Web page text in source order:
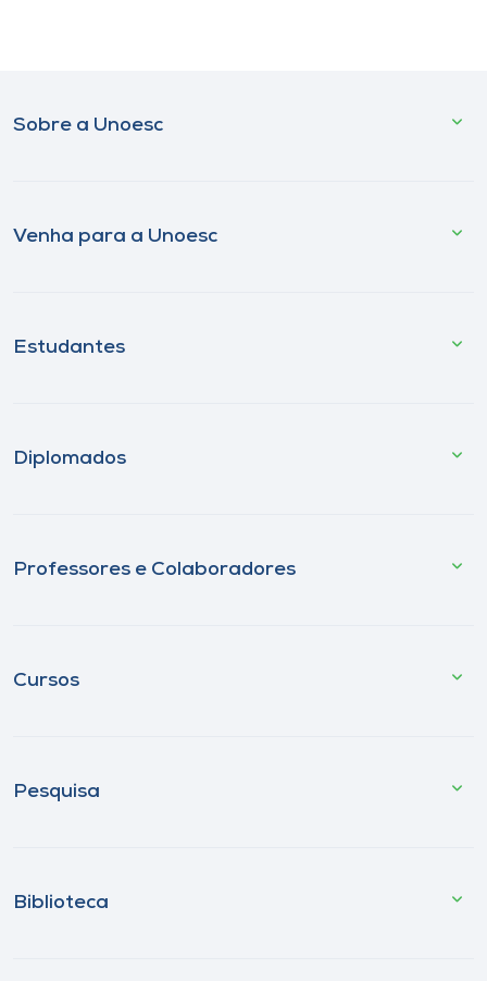
Sobre a Unoesc
Venha para a Unoesc
Estudantes
Diplomados
Professores e Colaboradores
Cursos
Pesquisa
Biblioteca